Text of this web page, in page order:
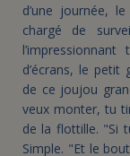
d’une journée,
chargé de
d’écrans, le petit
de ce joujou
veux monter, tu
de la flottille. "Si
Simple. "Et le